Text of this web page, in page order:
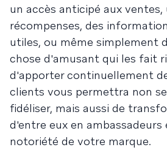
un accès anticipé aux
récompenses, des
utiles, ou même simplement
chose d'amusant qui les fait
d'apporter continuellement
clients vous permettra non
fidéliser, mais aussi de
d'entre eux en
notoriété de votre marque.